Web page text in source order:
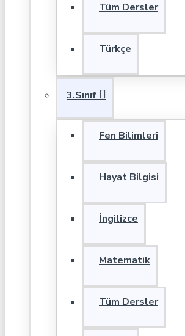
Tüm Dersler
Türkçe
3.Sınıf
Fen Bilimleri
Hayat Bilgisi
İngilizce
Matematik
Tüm Dersler